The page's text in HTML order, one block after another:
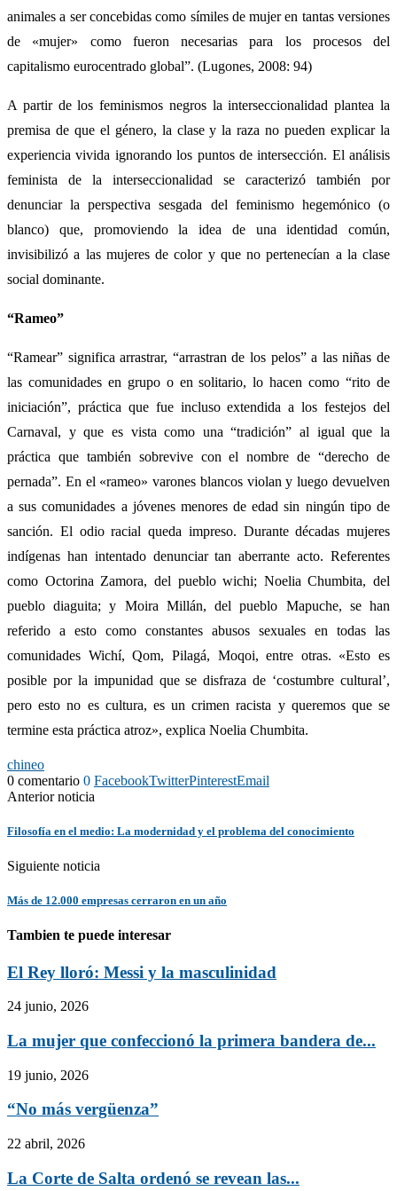
animales a ser concebidas como símiles de mujer en tantas versiones
de «mujer» como fueron necesarias para los procesos del
capitalismo eurocentrado global”. (Lugones, 2008: 94)
A partir de los feminismos negros la interseccionalidad plantea la
premisa de que el género, la clase y la raza no pueden explicar la
experiencia vivida ignorando los puntos de intersección. El análisis
feminista de la interseccionalidad se caracterizó también por
denunciar la perspectiva sesgada del feminismo hegemónico (o
blanco) que, promoviendo la idea de una identidad común,
invisibilizó a las mujeres de color y que no pertenecían a la clase
social dominante.
“Rameo”
“Ramear” significa arrastrar, “arrastran de los pelos” a las niñas de
las comunidades en grupo o en solitario, lo hacen como “rito de
iniciación”, práctica que fue incluso extendida a los festejos del
Carnaval, y que es vista como una “tradición” al igual que la
práctica que también sobrevive con el nombre de “derecho de
pernada”. En el «rameo» varones blancos violan y luego devuelven
a sus comunidades a jóvenes menores de edad sin ningún tipo de
sanción. El odio racial queda impreso. Durante décadas mujeres
indígenas han intentado denunciar tan aberrante acto. Referentes
como Octorina Zamora, del pueblo wichi; Noelia Chumbita, del
pueblo diaguita; y Moira Millán, del pueblo Mapuche, se han
referido a esto como constantes abusos sexuales en todas las
comunidades Wichí, Qom, Pilagá, Moqoi, entre otras. «Esto es
posible por la impunidad que se disfraza de ‘costumbre cultural’,
pero esto no es cultura, es un crimen racista y queremos que se
termine esta práctica atroz», explica Noelia Chumbita.
chineo
0 comentario 0 FacebookTwitterPinterestEmail
Anterior noticia
Filosofía en el medio: La modernidad y el problema del conocimiento
Siguiente noticia
Más de 12.000 empresas cerraron en un año
Tambien te puede interesar
El Rey lloró: Messi y la masculinidad
24 junio, 2026
La mujer que confeccionó la primera bandera de...
19 junio, 2026
“No más vergüenza”
22 abril, 2026
La Corte de Salta ordenó se revean las...